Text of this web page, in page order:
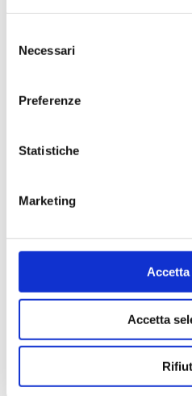
delNecessari
Preferenze
Statistiche
Marketing
Accetta